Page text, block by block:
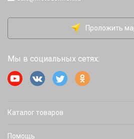
Проложить
Мы в социальных сетях:
Каталог товаров
Помощь